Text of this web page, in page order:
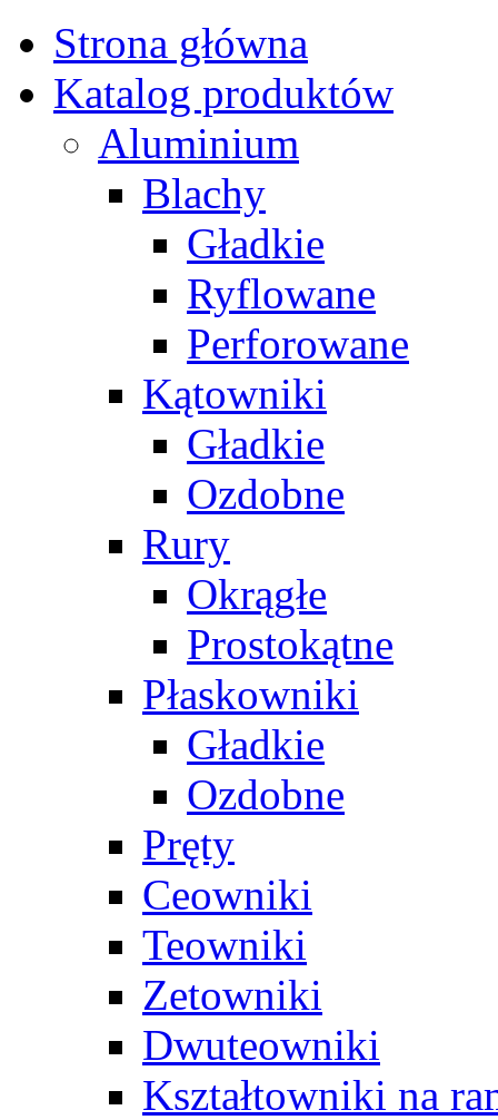
Strona główna
Katalog produktów
Aluminium
Blachy
Gładkie
Ryflowane
Perforowane
Kątowniki
Gładkie
Ozdobne
Rury
Okrągłe
Prostokątne
Płaskowniki
Gładkie
Ozdobne
Pręty
Ceowniki
Teowniki
Zetowniki
Dwuteowniki
Kształtowniki na